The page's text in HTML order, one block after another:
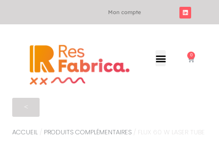
Mon compte
0
<
ACCUEIL / PRODUITS COMPLÉMENTAIRES / FLUX 60 W LASER TUBE